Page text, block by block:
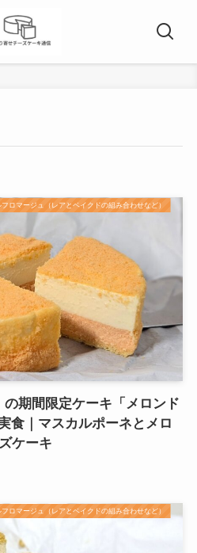
フロマージュ（レアとベイクドの組み合わせなど）
期間限定ケーキ「メロンド
食｜マスカルポーネとメロ
ケーキ
フロマージュ（レアとベイクドの組み合わせなど）